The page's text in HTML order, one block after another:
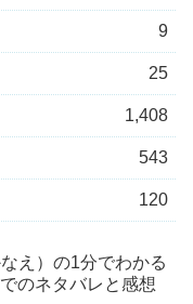
9
25
1,408
543
120
え）の1分でわかる
のネタバレと感想